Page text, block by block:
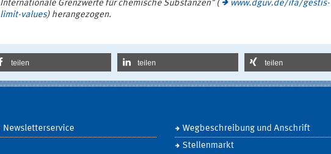
Internationale Grenzwerte für chemische Substanzen" (
www.dguv.de/ifa/gestis-
limit-values) herangezogen.
teilen teilen teilen
Newsletterservice
Wegbeschreibung und Anschrift
Stellenmarkt